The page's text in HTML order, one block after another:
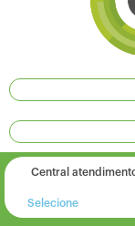
Selecione